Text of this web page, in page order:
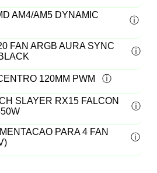
AM4/AM5 DYNAMIC
FAN ARGB AURA SYNC
120MM PWM
SLAYER RX15 FALCON
PARA 4 FAN